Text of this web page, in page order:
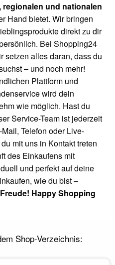
regionalen und nationalen
Hand bietet. Wir bringen
direkt zu dir
Bei Shopping24
setzen alles daran, dass du
– und noch mehr!
Plattform und
wird dein
wie möglich. Hast du
Service-Team ist jederzeit
Telefon oder Live-
mit uns in Kontakt treten
des Einkaufens mit
und perfekt auf deine
wie du bist –
Happy Shopping
Shop-Verzeichnis: